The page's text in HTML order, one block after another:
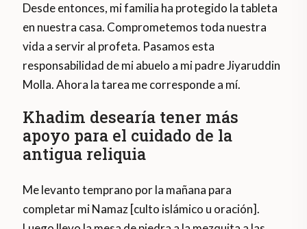
Desde entonces, mi familia ha protegido la tableta
en nuestra casa. Comprometemos toda nuestra
vida a servir al profeta. Pasamos esta
responsabilidad de mi abuelo a mi padre Jiyaruddin
Molla. Ahora la tarea me corresponde a mí.
Khadim desearía tener más
apoyo para el cuidado de la
antigua reliquia
Me levanto temprano por la mañana para
completar mi Namaz [culto islámico u oración].